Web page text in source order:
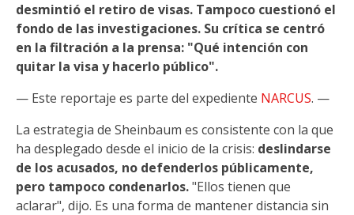
desmintió el retiro de visas. Tampoco cuestionó el
fondo de las investigaciones. Su crítica se centró
en la filtración a la prensa: "Qué intención con
quitar la visa y hacerlo público".
— Este reportaje es parte del expediente NARCUS. —
La estrategia de Sheinbaum es consistente con la que
ha desplegado desde el inicio de la crisis: deslindarse
de los acusados, no defenderlos públicamente,
pero tampoco condenarlos."Ellos tienen que
aclarar", dijo. Es una forma de mantener distancia sin